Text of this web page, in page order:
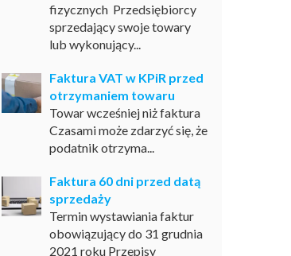
fizycznych Przedsiębiorcy
sprzedający swoje towary
lub wykonujący...
Faktura VAT w KPiR przed
otrzymaniem towaru
Towar wcześniej niż faktura
Czasami może zdarzyć się, że
podatnik otrzyma...
Faktura 60 dni przed datą
sprzedaży
Termin wystawiania faktur
obowiązujący do 31 grudnia
2021 roku Przepisy